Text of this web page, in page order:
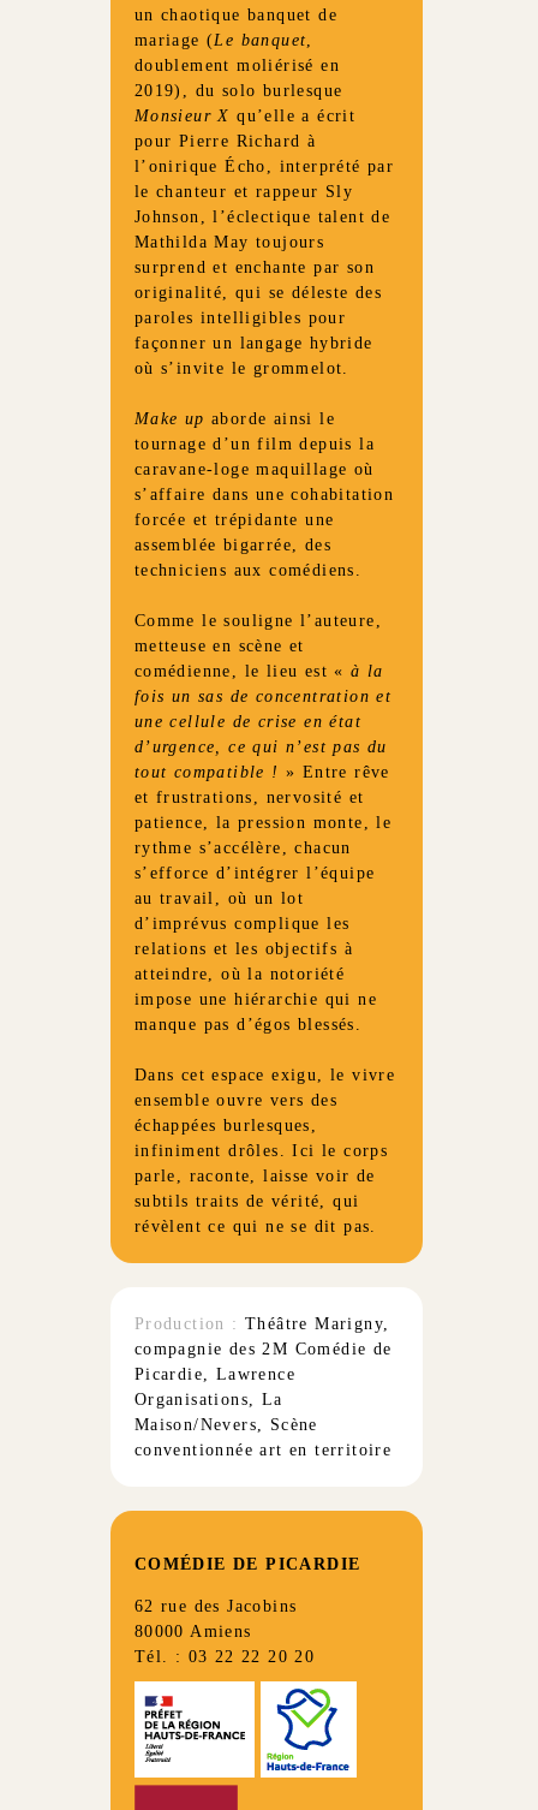
un chaotique banquet de
mariage (Le banquet
doublement moliérisé en
2019), du solo burlesque
Monsieur X qu’elle a écrit
pour Pierre Richard à
l’onirique Écho, interprété par
le chanteur et rappeur Sly
Johnson, l’éclectique talent de
Mathilda May toujours
surprend et enchante par son
originalité, qui se déleste des
paroles intelligibles pour
façonner un langage hybride
où s’invite le grommelot.
Make up aborde ainsi le
tournage d’un film depuis la
caravane-loge maquillage où
s’affaire dans une cohabitation
forcée et trépidante une
assemblée bigarrée, des
techniciens aux comédiens.
Comme le souligne l’auteure,
metteuse en scène et
comédienne, le lieu est «à la
fois un sas de concentration et
une cellule de crise en état
d’urgence, ce qui n’est pas du
tout compatible ! » Entre rêve
et frustrations, nervosité et
patience, la pression monte, le
rythme s’accélère, chacun
s’efforce d’intégrer l’équipe
au travail, où un lot
d’imprévus complique les
relations et les objectifs à
atteindre, où la notoriété
impose une hiérarchie qui ne
manque pas d’égos blessés.
Dans cet espace exigu, le vivre
ensemble ouvre vers des
échappées burlesques,
infiniment drôles. Ici le corps
parle, raconte, laisse voir de
subtils traits de vérité, qui
révèlent ce qui ne se dit pas.
Production : Théâtre Marigny,
compagnie des 2M Comédie de
Picardie, Lawrence
Organisations, La
Maison/Nevers, Scène
conventionnée art en territoire
COMÉDIE DE PICARDIE
62 rue des Jacobins
80000 Amiens
Tél. : 03 22 22 20 20